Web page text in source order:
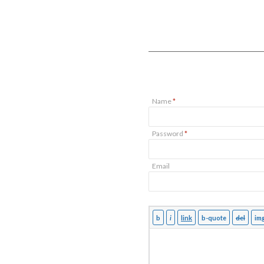
Name*
Password *
Email